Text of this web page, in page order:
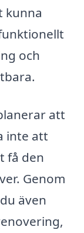
kunna
och
att
inte att
få den
Genom
även